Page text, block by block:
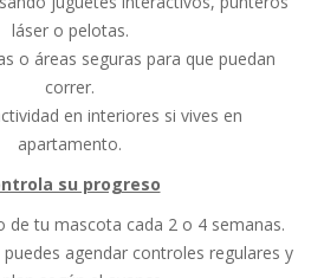
láser o pelotas.
o áreas seguras para que puedan
correr.
en interiores si vives en
apartamento.
su progreso
de tu mascota cada 2 o 4 semanas.
agendar controles regulares y